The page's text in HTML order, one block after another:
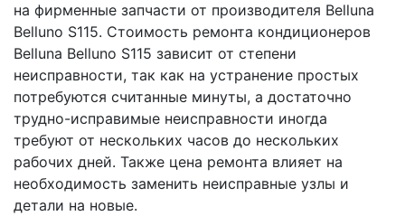
на фирменные запчасти от производителя Belluna
Belluno S115. Стоимость ремонта кондиционеров
Belluna Belluno S115 зависит от степени
неисправности, так как на устранение простых
потребуются считанные минуты, а достаточно
трудно-исправимые неисправности иногда
требуют от нескольких часов до нескольких
рабочих дней. Также цена ремонта влияет на
необходимость заменить неисправные узлы и
детали на новые.